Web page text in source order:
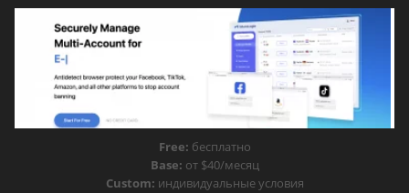
Free: бесплатно
Base: от $40/месяц
Custom: индивидуальные условия